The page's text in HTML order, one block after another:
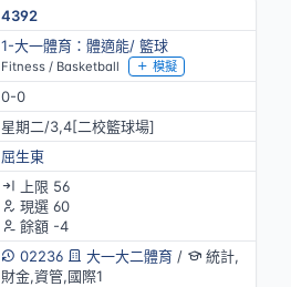
4392
1-大一體育：體適能/ 籃球
Fitness / Basketball 模擬
0-0
星期二/3,4[二校籃球場]
屈生東
上限 56
現選 60
餘額 -4
02236
大一大二體育/
統計,
財金,資管,國際1